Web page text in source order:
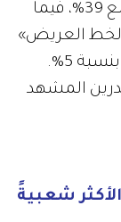
اللبناني. وجاء خليفة في المرتبة الثانية مع 39%، فيما
العريض»
نسبة 10%، وتساوى طوني بارود وزافين بنسبة 5%.
المشهد
شعبيةً